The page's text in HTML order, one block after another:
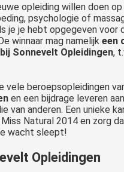
opleiding willen doen
psychologie of
je je hebt opgegeven voor
winnaar mag namelijk een
Sonnevelt Opleidingen,
vele beroepsopleidingen
en een bijdrage leveren
van anderen. Een unieke
Natural 2014 en zorg
wacht sleept!
Opleidingen